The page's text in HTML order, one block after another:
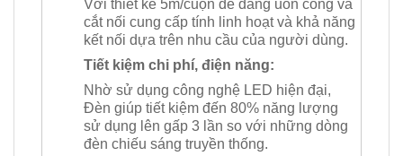
Với thiết kế 5m/cuộn dễ dàng uốn cong và
cắt nối cung cấp tính linh hoạt và khả năng
kết nối dựa trên nhu cầu của người dùng.
Tiết kiệm chi phí, điện năng:
Nhờ sử dụng công nghệ LED hiện đại,
Đèn giúp tiết kiệm đến 80% năng lượng
sử dụng lên gấp 3 lần so với những dòng
đèn chiếu sáng truyền thống.